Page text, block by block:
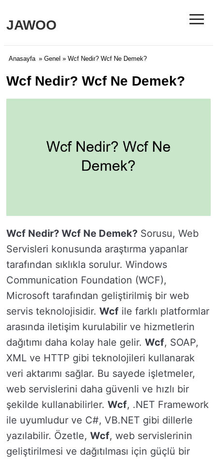
JAWOO ≡
Anasayfa » Genel » Wcf Nedir? Wcf Ne Demek?
Wcf Nedir? Wcf Ne Demek?
Wcf Nedir? Wcf Ne Demek? Sorusu, Web
Servisleri konusunda araştırma yapanlar
tarafından sıklıkla sorulur. Windows
Communication Foundation (WCF),
Microsoft tarafından geliştirilmiş bir web
servis teknolojisidir. Wcf ile farklı platformlar
arasında iletişim kurulabilir ve hizmetlerin
dağıtımı daha kolay hale gelir. Wcf, SOAP,
XML ve HTTP gibi teknolojileri kullanarak
veri aktarımı sağlar. Bu sayede işletmeler,
web servislerini daha güvenli ve hızlı bir
şekilde kullanabilirler. Wcf, .NET Framework
ile uyumludur ve C#, VB.NET gibi dillerle
yazılabilir. Özetle, Wcf, web servislerinin
geliştirilmesi ve dağıtılması için güçlü bir